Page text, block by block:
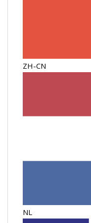
ZH-CN
NL